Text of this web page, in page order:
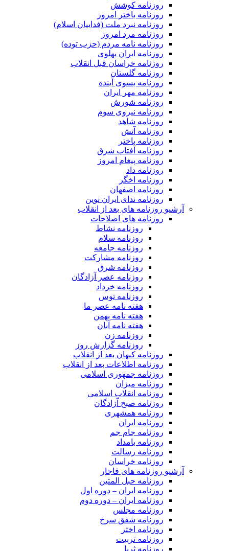
روزنامه کوشش
روزنامه باختر امروز
روزنامه نبرد ملت (فداییان اسلام)
روزنامه مرد امروز
روزنامه نامه مردم (حزب توده)
روزنامه ایران پهلوی
روزنامه خراسان قبل انقلاب
روزنامه گلستان
روزنامه بسوی آینده
روزنامه مهر ایران
روزنامه شورش
روزنامه نیروی سوم
روزنامه شاهد
روزنامه آتش
روزنامه باختر
روزنامه آفتاب شرق
روزنامه پیغام امروز
روزنامه داد
روزنامه اخگر
روزنامه اصفهان
روزنامه ندای ایران نوین
آرشیو روزنامه های بعد از انقلاب
روزنامه های اصلاحات
روزنامه نشاط
روزنامه سلام
روزنامه جامعه
روزنامه مشارکت
روزنامه شرق
روزنامه عصر آزادگان
روزنامه خرداد
روزنامه توس
هفته نامه عصر ما
هفته نامه بهمن
هفته نامه آبان
روزنامه زن
روزنامه گزارش روز
روزنامه کیهان بعد از انقلاب
روزنامه اطلاعات بعد از انقلاب
روزنامه جمهوری اسلامی
روزنامه میزان
روزنامه انقلاب اسلامی
روزنامه صبح آزادگان
روزنامه همشهری
روزنامه ایران
روزنامه جام جم
روزنامه بامداد
روزنامه رسالت
روزنامه خراسان
آرشیو روزنامه های قاجار
روزنامه حبل المتین
روزنامه ایران – دوره اول
روزنامه ایران – دوره دوم
روزنامه مجلس
روزنامه شفق سرخ
روزنامه اختر
روزنامه تربیت
روزنامه ثریا